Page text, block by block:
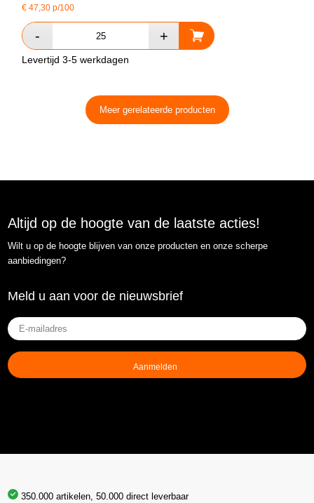
€47,30 p/100
Levertijd 3-5 werkdagen
Meer gerelateerde producten
Altijd op de hoogte van de laatste acties!
Wilt u op de hoogte blijven van onze producten en onze scherpe
aanbiedingen?
Meld u aan voor de nieuwsbrief
E-
mailadres
(Vereist)
350.000 artikelen, 50.000 direct leverbaar